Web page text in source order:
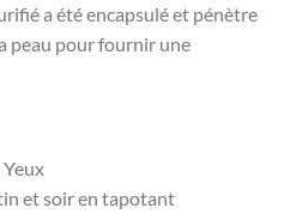
a été encapsulé et pénètre
peau pour fournir une
et soir en tapotant